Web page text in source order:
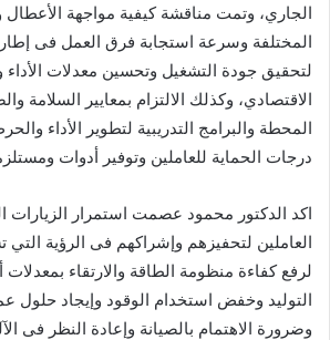
الجاري، وتمت مناقشة كيفية مواجهة الأعطال
المختلفة وسرعة استجابة فرق العمل فى إطار
لتحقيق جودة التشغيل وتحسين معدلات
الاقتصادي، وكذلك الالتزام بمعايير السلامة
المحطة والبرامج التدريبية لتطوير الأداء
درجات الحماية للعاملين وتوفير أدوات
اكد الدكتور محمود عصمت استمرار الزيارات
العاملين لتحفيزهم وإشراكهم فى الرؤية
لرفع كفاءة منظومة الطاقة والارتقاء
التوليد وخفض استخدام الوقود وإيجاد حلول
وضرورة الاهتمام بالصيانة وإعادة النظر فى